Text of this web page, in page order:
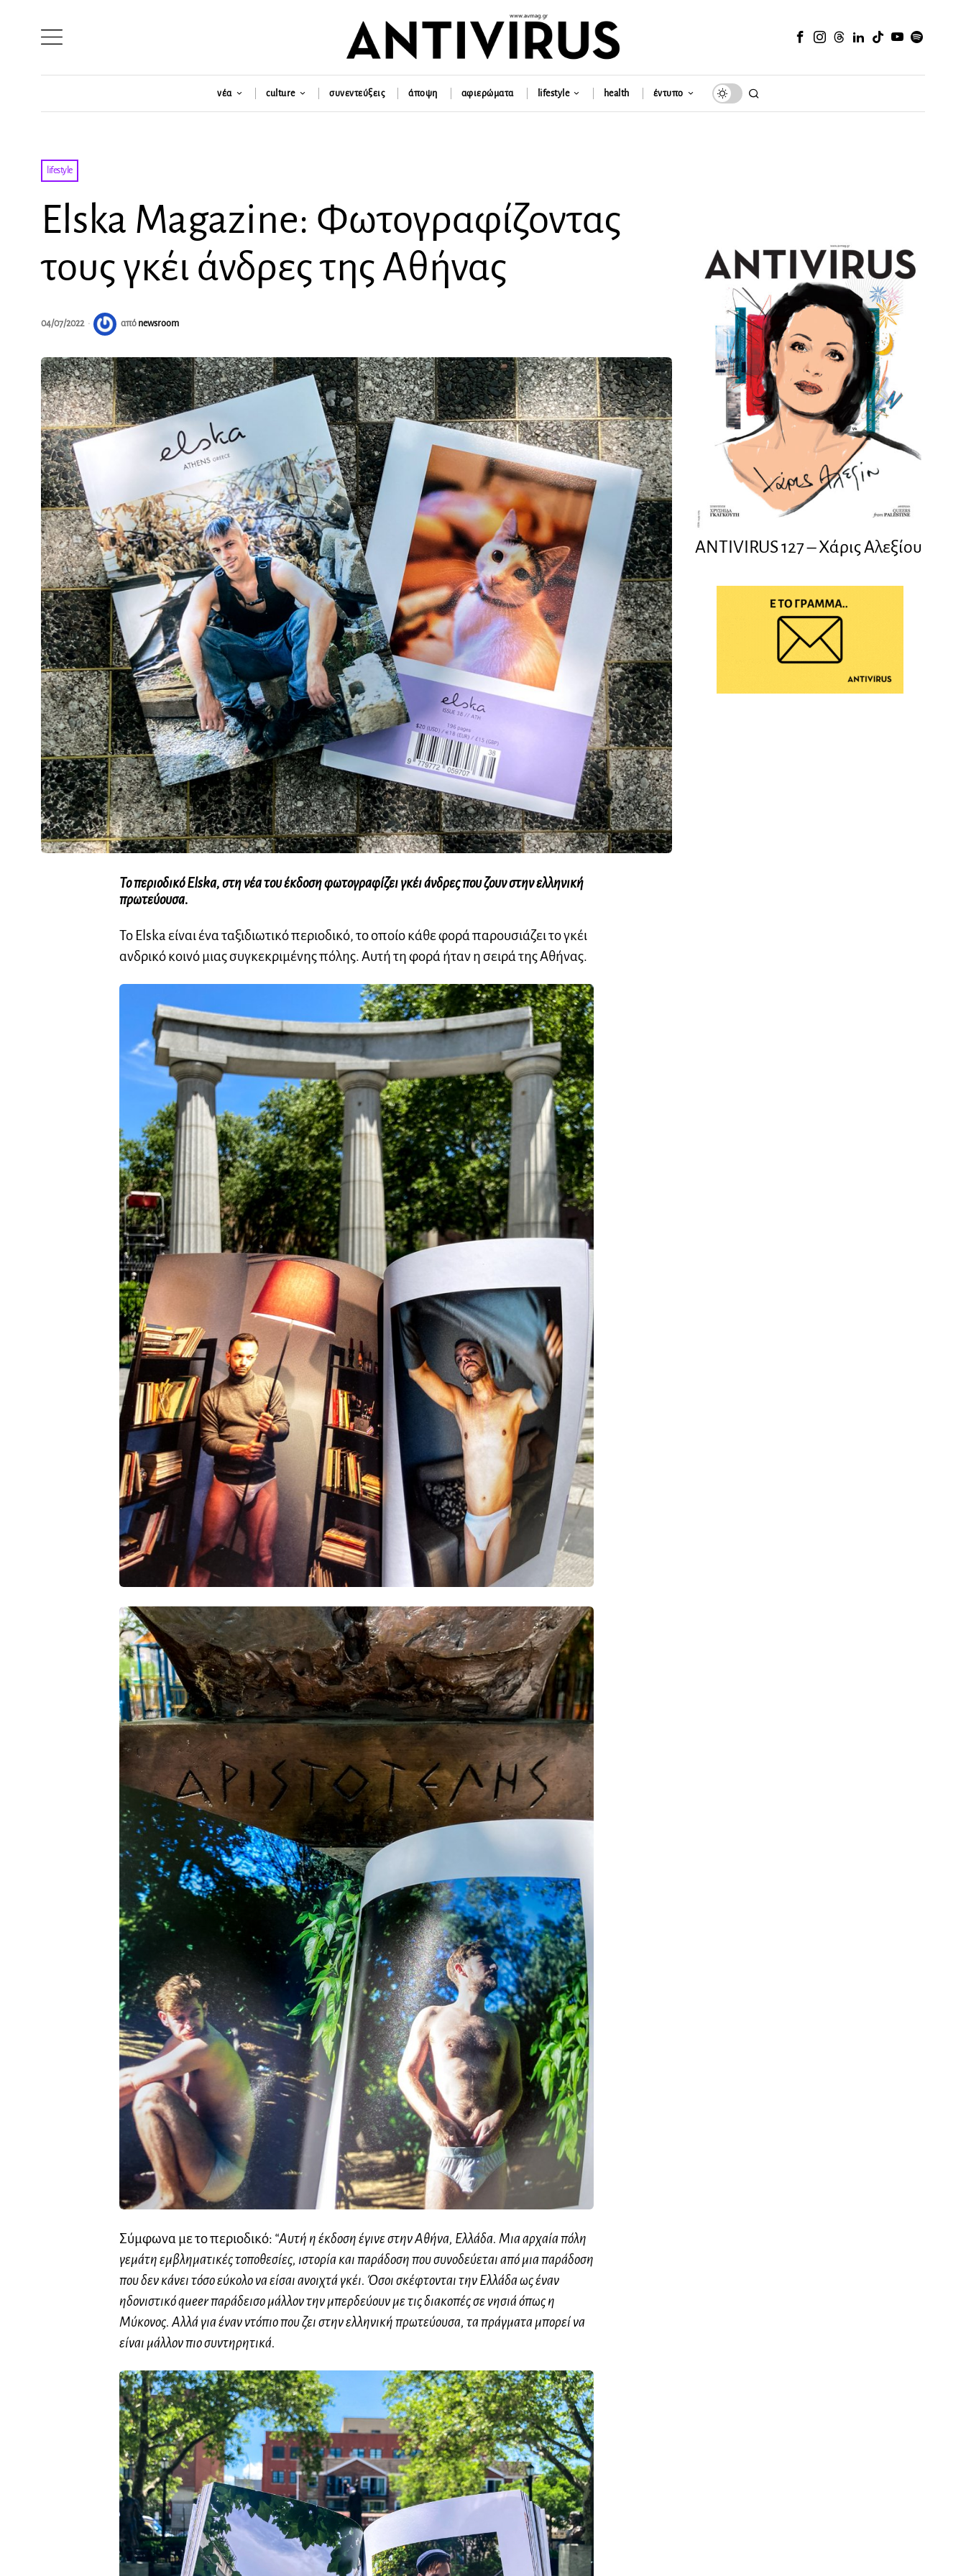
νέα culture συνεντεύξεις άποψη αφιερώματα lifestyle health έντυπο
lifestyle
Elska Magazine: Φωτογραφίζοντας
τους γκέι άνδρες της Αθήνας
04/07/2022 από newsroom
Το περιοδικό Elska, στη νέα του έκδοση φωτογραφίζει γκέι άνδρες που ζουν στην ελληνική
πρωτεύουσα.
Το Elska είναι ένα ταξιδιωτικό περιοδικό, το οποίο κάθε φορά παρουσιάζει το γκέι
ανδρικό κοινό μιας συγκεκριμένης πόλης. Αυτή τη φορά ήταν η σειρά της Αθήνας.
Σύμφωνα με το περιοδικό: “Αυτή η έκδοση έγινε στην Αθήνα, Ελλάδα. Μια αρχαία πόλη
γεμάτη εμβληματικές τοποθεσίες, ιστορία και παράδοση που συνοδεύεται από μια παράδοση
που δεν κάνει τόσο εύκολο να είσαι ανοιχτά γκέι. Όσοι σκέφτονται την Ελλάδα ως έναν
ηδονιστικό queer παράδεισο μάλλον την μπερδεύουν με τις διακοπές σε νησιά όπως η
Μύκονος. Αλλά για έναν ντόπιο που ζει στην ελληνική πρωτεύουσα, τα πράγματα μπορεί να
είναι μάλλον πιο συντηρητικά.
ANTIVIRUS 127 – Xάρις Αλεξίου